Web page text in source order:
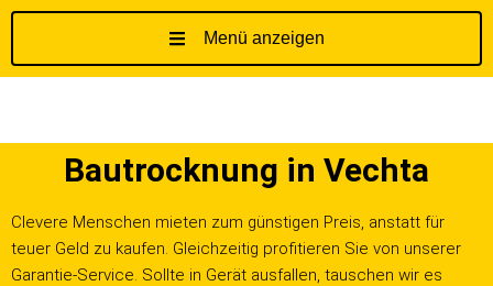
a
l
t
Menü anzeigen
Bautrocknung in Vechta
Clevere Menschen mieten zum günstigen Preis, anstatt für
teuer Geld zu kaufen. Gleichzeitig profitieren Sie von unserer
Garantie-Service. Sollte in Gerät ausfallen, tauschen wir es